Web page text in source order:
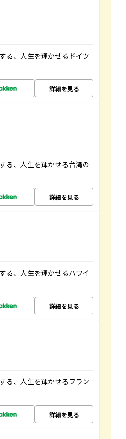
る、人生を輝かせるドイツ
詳細を見る
る、人生を輝かせる台湾の
詳細を見る
る、人生を輝かせるハワイ
詳細を見る
る、人生を輝かせるフラン
詳細を見る